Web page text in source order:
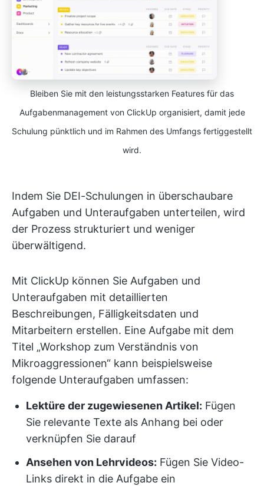
Bleiben Sie mit den leistungsstarken Features für das
Aufgabenmanagement von ClickUp organisiert, damit jede
Schulung pünktlich und im Rahmen des Umfangs fertiggestellt
wird.
Indem Sie DEI-Schulungen in überschaubare
Aufgaben und Unteraufgaben unterteilen, wird
der Prozess strukturiert und weniger
überwältigend.
Mit ClickUp können Sie Aufgaben und
Unteraufgaben mit detaillierten
Beschreibungen, Fälligkeitsdaten und
Mitarbeitern erstellen. Eine Aufgabe mit dem
Titel „Workshop zum Verständnis von
Mikroaggressionen“ kann beispielsweise
folgende Unteraufgaben umfassen:
Lektüre der zugewiesenen Artikel: Fügen
Sie relevante Texte als Anhang bei oder
verknüpfen Sie darauf
Ansehen von Lehrvideos: Fügen Sie Video-
Links direkt in die Aufgabe ein